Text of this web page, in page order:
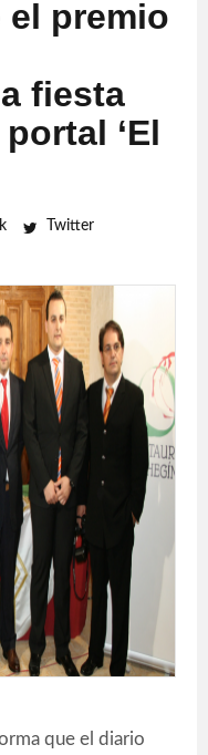
el premio
fiesta
‘El
Twitter
que el diario